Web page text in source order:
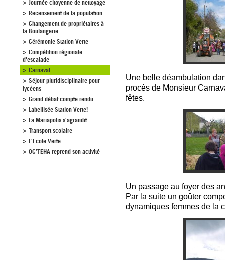
Journée citoyenne de nettoyage
Recensement de la population
Changement de propriétaires à
la Boulangerie
Cérémonie Station Verte
Compétition régionale
d'escalade
Carnaval
Séjour pluridisciplinaire pour
lycéens
Grand débat compte rendu
Labellisée Station Verte!
La Mariapolis s'agrandit
Transport scolaire
L'Ecole Verte
OC’TEHA reprend son activité
Une belle déambulation
procès de Monsieur
fêtes.
Un passage au foyer des
Par la suite un goûter
dynamiques femmes de la